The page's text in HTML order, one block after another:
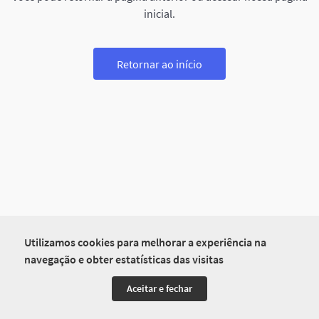
Utilizamos cookies para melhorar a experiência na
navegação e obter estatísticas das visitas
Aceitar e fechar
inicial.
Retornar ao início